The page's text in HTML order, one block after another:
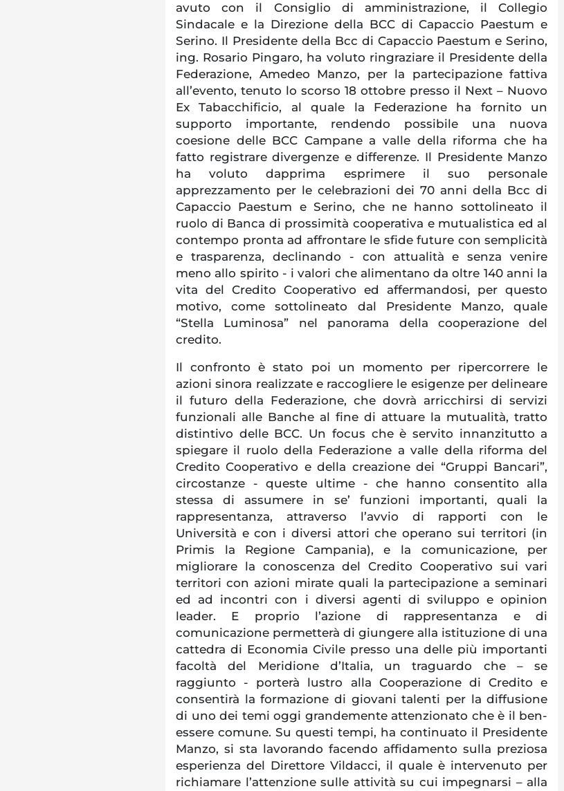
avuto con il Consiglio di amministrazione, il Collegio
Sindacale e la Direzione della BCC di Capaccio Paestum e
Serino. Il Presidente della Bcc di Capaccio Paestum e Serino,
ing. Rosario Pingaro, ha voluto ringraziare il Presidente della
Federazione, Amedeo Manzo, per la partecipazione fattiva
all’evento, tenuto lo scorso 18 ottobre presso il Next – Nuovo
Ex Tabacchificio, al quale la Federazione ha fornito un
supporto importante, rendendo possibile una nuova
coesione delle BCC Campane a valle della riforma che ha
fatto registrare divergenze e differenze. Il Presidente Manzo
ha voluto dapprima esprimere il suo personale
apprezzamento per le celebrazioni dei 70 anni della Bcc di
Capaccio Paestum e Serino, che ne hanno sottolineato il
ruolo di Banca di prossimità cooperativa e mutualistica ed al
contempo pronta ad affrontare le sfide future con semplicità
e trasparenza, declinando - con attualità e senza venire
meno allo spirito - i valori che alimentano da oltre 140 anni la
vita del Credito Cooperativo ed affermandosi, per questo
motivo, come sottolineato dal Presidente Manzo, quale
“Stella Luminosa” nel panorama della cooperazione del
credito.
Il confronto è stato poi un momento per ripercorrere le
azioni sinora realizzate e raccogliere le esigenze per delineare
il futuro della Federazione, che dovrà arricchirsi di servizi
funzionali alle Banche al fine di attuare la mutualità, tratto
distintivo delle BCC. Un focus che è servito innanzitutto a
spiegare il ruolo della Federazione a valle della riforma del
Credito Cooperativo e della creazione dei “Gruppi Bancari”,
circostanze - queste ultime - che hanno consentito alla
stessa di assumere in se’ funzioni importanti, quali la
rappresentanza, attraverso l’avvio di rapporti con le
Università e con i diversi attori che operano sui territori (in
Primis la Regione Campania), e la comunicazione, per
migliorare la conoscenza del Credito Cooperativo sui vari
territori con azioni mirate quali la partecipazione a seminari
ed ad incontri con i diversi agenti di sviluppo e opinion
leader. E proprio l’azione di rappresentanza e di
comunicazione permetterà di giungere alla istituzione di una
cattedra di Economia Civile presso una delle più importanti
facoltà del Meridione d’Italia, un traguardo che – se
raggiunto - porterà lustro alla Cooperazione di Credito e
consentirà la formazione di giovani talenti per la diffusione
di uno dei temi oggi grandemente attenzionato che è il ben-
essere comune. Su questi tempi, ha continuato il Presidente
Manzo, si sta lavorando facendo affidamento sulla preziosa
esperienza del Direttore Vildacci, il quale è intervenuto per
richiamare l’attenzione sulle attività su cui impegnarsi – alla